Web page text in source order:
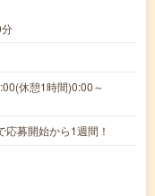
休憩1時間)0:00～
募開始から1週間！